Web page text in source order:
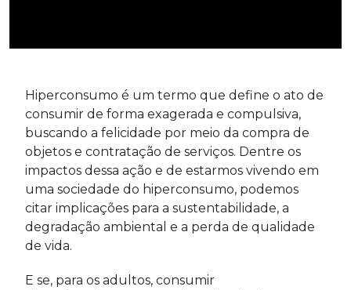
Hiperconsumo é um termo que define o ato de
consumir de forma exagerada e compulsiva,
buscando a felicidade por meio da compra de
objetos e contratação de serviços. Dentre os
impactos dessa ação e de estarmos vivendo em
uma sociedade do hiperconsumo, podemos
citar implicações para a sustentabilidade, a
degradação ambiental e a perda de qualidade
de vida.
E se, para os adultos, consumir